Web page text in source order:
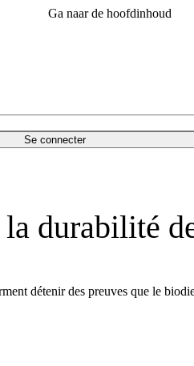
Ga naar de hoofdinhoud
Se connecter
durabilité
détenir des preuves que le